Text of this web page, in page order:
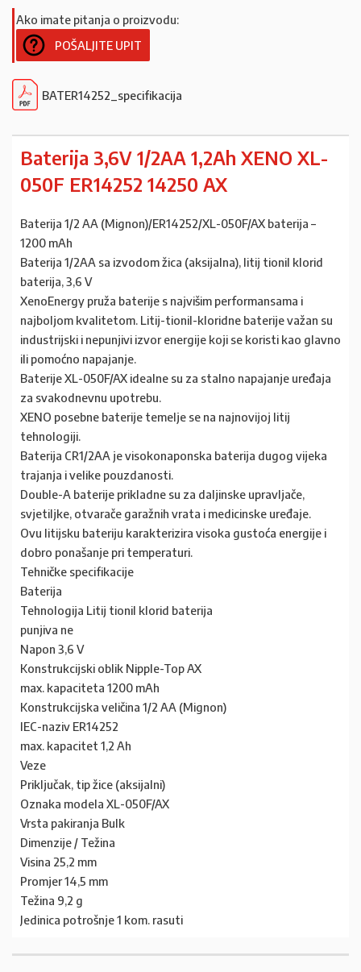
Ako imate pitanja o proizvodu:
POŠALJITE UPIT
BATER14252_specifikacija
Baterija 3,6V 1/2AA 1,2Ah XENO XL-
050F ER14252 14250 AX
Baterija 1/2 AA (Mignon)/ER14252/XL-050F/AX baterija –
1200 mAh
Baterija 1/2AA sa izvodom žica (aksijalna), litij tionil klorid
baterija, 3,6 V
XenoEnergy pruža baterije s najvišim performansama i
najboljom kvalitetom. Litij-tionil-kloridne baterije važan su
industrijski i nepunjivi izvor energije koji se koristi kao glavno
ili pomoćno napajanje.
Baterije XL-050F/AX idealne su za stalno napajanje uređaja
za svakodnevnu upotrebu.
XENO posebne baterije temelje se na najnovijoj litij
tehnologiji.
Baterija CR1/2AA je visokonaponska baterija dugog vijeka
trajanja i velike pouzdanosti.
Double-A baterije prikladne su za daljinske upravljače,
svjetiljke, otvarače garažnih vrata i medicinske uređaje.
Ovu litijsku bateriju karakterizira visoka gustoća energije i
dobro ponašanje pri temperaturi.
Tehničke specifikacije
Baterija
Tehnologija Litij tionil klorid baterija
punjiva ne
Napon 3,6 V
Konstrukcijski oblik Nipple-Top AX
max. kapaciteta 1200 mAh
Konstrukcijska veličina 1/2 AA (Mignon)
IEC-naziv ER14252
max. kapacitet 1,2 Ah
Veze
Priključak, tip žice (aksijalni)
Oznaka modela XL-050F/AX
Vrsta pakiranja Bulk
Dimenzije / Težina
Visina 25,2 mm
Promjer 14,5 mm
Težina 9,2 g
Jedinica potrošnje 1 kom. rasuti